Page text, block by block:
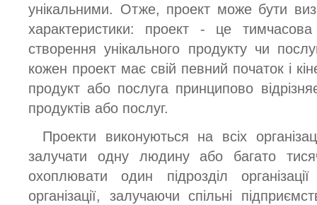
унікальними. Отже, проект може бути
характеристики: проект - це
створення унікального продукту чи
кожен проект має свій певний початок і
продукт або послуга принципово
продуктів або послуг.
Проекти виконуються на всіх
залучати одну людину або багато
охоплювати один підрозділ
організації, залучаючи спільні